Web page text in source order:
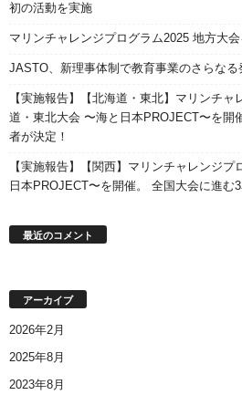
初の活動を実施
マリンチャレンジプログラム2025 地方大
JASTO、新理事体制で教育事業のさらなる
【実施報告】【北海道・東北】マリンチ
道・東北大会 〜海と日本PROJECT〜を開
者が決定！
【実施報告】【関西】マリンチャレンジプ
日本PROJECT〜を開催。 全国大会に進む
最近のコメント
アーカイブ
2026年2月
2025年8月
2023年8月